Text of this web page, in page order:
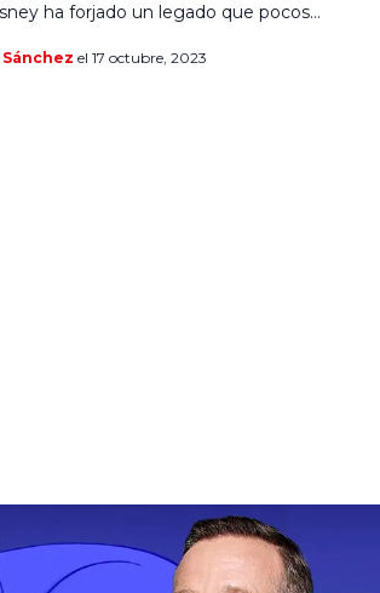
ha forjado un legado que pocos
un estudio), el nuevo corto
el 17 octubre, 2023